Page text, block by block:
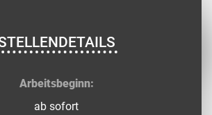
Arbeitsbeginn:
ab sofort